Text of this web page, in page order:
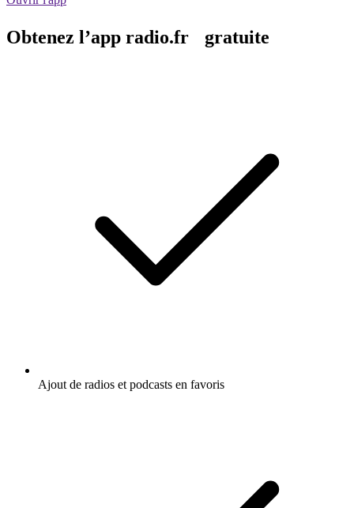
Obtenez l’app radio.fr gratuite
Ajout de radios et podcasts en favoris